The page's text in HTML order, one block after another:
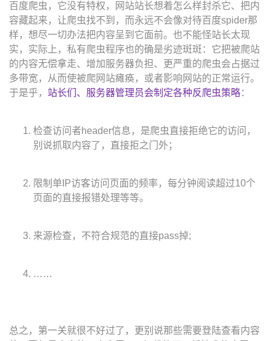
百度爬虫，它没有特权，网站站长想着怎么样封杀它、把内
容藏起来，让爬虫找不到，而永远不会像对待百度spider那
样，想尽一切办法把内容呈到它面前。也不能怪站长太现
实，实际上，私有爬虫程序也的确是劣迹斑斑：它把被爬站
的内容无偿拿走、增加服务器负担、更严重的爬虫会占据过
多带宽，从而使被爬网站瘫痪，或者影响网站的正常运行。
于是乎， 站长们、服务器管理员会制定各种反爬虫策略：
检查访问者header信息，是爬虫直接拒绝它的访问，
别说抓取内容了，直接拒之门外；
限制单IP访客访问页面的频率，每分钟阅读超过10个
页面的直接报错处理等等。
来源检查，不符合规范的直接pass掉;
……
总之，第一关就很不好过了，更别说那些需要登陆查看内容